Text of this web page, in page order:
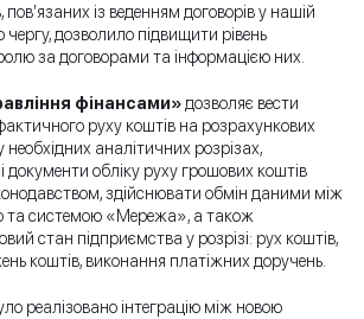
із веденням договорів у нашій
чергу, дозволило підвищити рівень
за договорами та інформацією них.
фінансами»дозволяє вести
руху коштів на розрахункових
аналітичних розрізах,
обліку руху грошових коштів
здійснювати обмін даними між
та системою «Мережа», а також
стан підприємства у розрізі: рух коштів,
коштів, виконання платіжних доручень.
реалізовано інтеграцію між новою